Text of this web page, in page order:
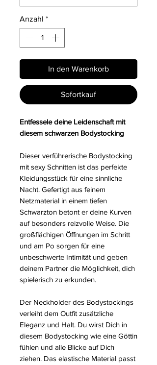
Anzahl *
In den Warenkorb
Sofortkauf
Entfessele deine Leidenschaft mit
diesem schwarzen Bodystocking
Dieser verführerische Bodystocking
mit sexy Schnitten ist das perfekte
Kleidungsstück für eine sinnliche
Nacht. Gefertigt aus feinem
Netzmaterial in einem tiefen
Schwarzton betont er deine Kurven
auf besonders reizvolle Weise. Die
großflächigen Öffnungen im Schritt
und am Po sorgen für eine
unbeschwerte Intimität und geben
deinem Partner die Möglichkeit, dich
spielerisch zu erkunden.
Der Neckholder des Bodystockings
verleiht dem Outfit zusätzliche
Eleganz und Halt. Du wirst Dich in
diesem Bodystocking wie eine Göttin
fühlen und alle Blicke auf Dich
ziehen. Das elastische Material passt